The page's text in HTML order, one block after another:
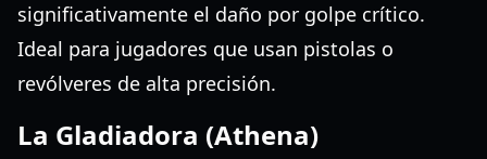
significativamente el daño por golpe crítico.
Ideal para jugadores que usan pistolas o
revólveres de alta precisión.
La Gladiadora (Athena)